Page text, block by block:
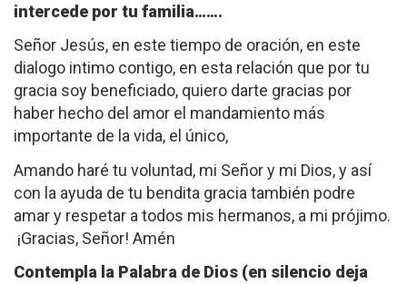
intercede por tu familia…….
Señor Jesús, en este tiempo de oración, en este
dialogo intimo contigo, en esta relación que por tu
gracia soy beneficiado, quiero darte gracias por
haber hecho del amor el mandamiento más
importante de la vida, el único,
Amando haré tu voluntad, mi Señor y mi Dios, y así
con la ayuda de tu bendita gracia también podre
amar y respetar a todos mis hermanos, a mi prójimo.
¡Gracias, Señor! Amén
Contempla la Palabra de Dios (en silencio deja